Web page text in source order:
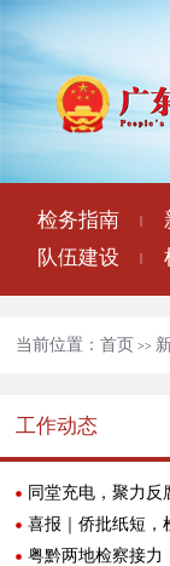
检务指南
队伍建设
当前位置：首页 >>
工作动态
同堂充电，聚力反
喜报｜侨批纸短，检察
粤黔两地检察接力